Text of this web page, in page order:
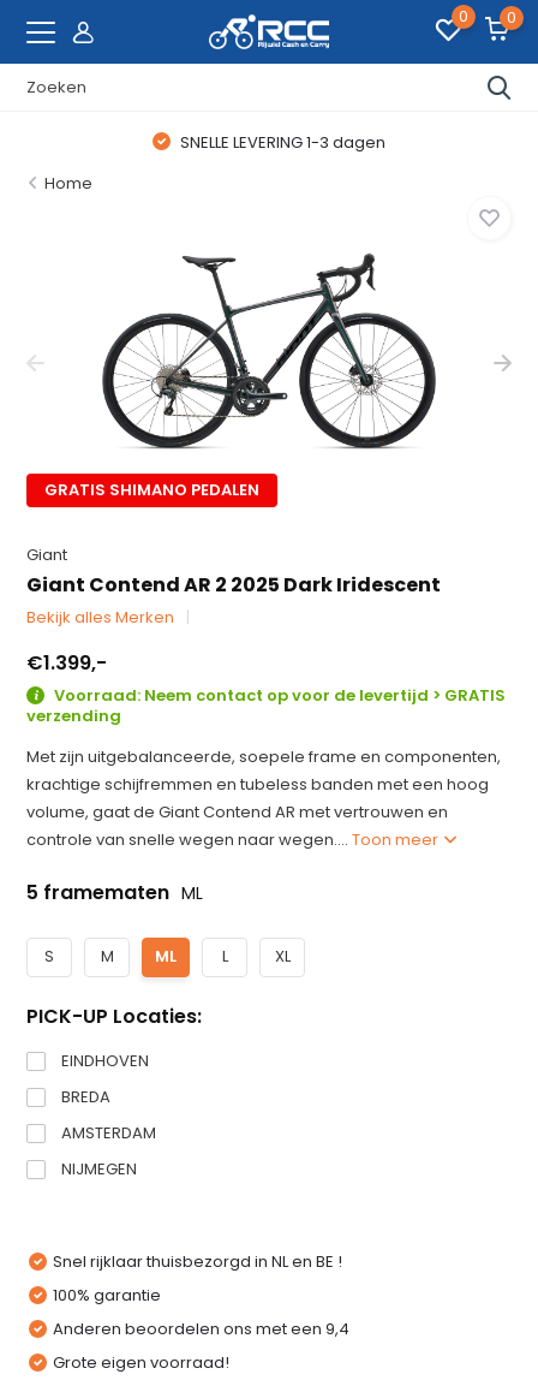
0 0
SNELLE LEVERING 1-3 dagen
Home
GRATIS SHIMANO PEDALEN
Giant
Giant Contend AR 2 2025 Dark Iridescent
Bekijk alles Merken
€1.399,-
Voorraad: Neem contact op voor de levertijd > GRATIS
verzending
Met zijn uitgebalanceerde, soepele frame en componenten,
krachtige schijfremmen en tubeless banden met een hoog
volume, gaat de Giant Contend AR met vertrouwen en
controle van snelle wegen naar wegen....Toon meer
5 framematen ML
S M ML L XL
PICK-UP Locaties:
EINDHOVEN
BREDA
AMSTERDAM
NIJMEGEN
Snel rijklaar thuisbezorgd in NL en BE !
100% garantie
Anderen beoordelen ons met een 9,4
Grote eigen voorraad!